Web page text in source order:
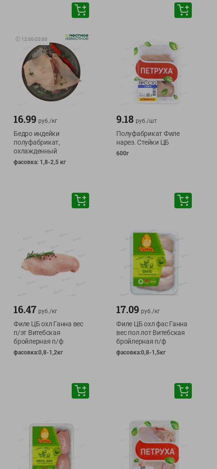
🕘 12:00-20:00
16.99 руб./кг
Бедро индейки
полуфабрикат,
охлажденный
фасовка: 1,8-2,5 кг
9.18 руб./шт
Полуфабрикат Филе
нарез. Стейки ЦБ
600г
16.47 руб./кг
Филе ЦБ охл Ганна вес
п/эт Витебская
бройлерная п/ф
фасовка:0,8-1,2кг
17.09 руб./кг
Филе ЦБ охл фас Ганна
вес пол лот Витебская
бройлерная п/ф
фасовка:0,8-1,5кг